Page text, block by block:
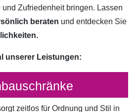
und Zufriedenheit bringen. Lassen
beraten und entdecken Sie
unserer Leistungen:
zeitlos für Ordnung und Stil in